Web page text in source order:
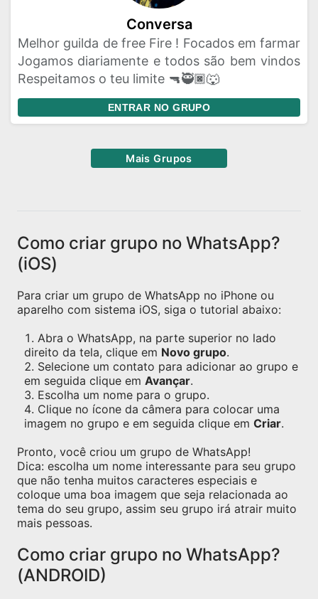
Conversa
Melhor guilda de free Fire ! Focados em farmar
Jogamos diariamente e todos são bem vindos
Respeitamos o teu limite 🔫🥷🏿🐺
ENTRAR NO GRUPO
Mais Grupos
Como criar grupo no WhatsApp?
(iOS)
Para criar um grupo de WhatsApp no iPhone ou
aparelho com sistema iOS, siga o tutorial abaixo:
Abra o WhatsApp, na parte superior no lado
direito da tela, clique em Novo grupo.
Selecione um contato para adicionar ao grupo e
em seguida clique em Avançar.
Escolha um nome para o grupo.
Clique no ícone da câmera para colocar uma
imagem no grupo e em seguida clique em Criar.
Pronto, você criou um grupo de WhatsApp!
Dica: escolha um nome interessante para seu grupo
que não tenha muitos caracteres especiais e
coloque uma boa imagem que seja relacionada ao
tema do seu grupo, assim seu grupo irá atrair muito
mais pessoas.
Como criar grupo no WhatsApp?
(ANDROID)